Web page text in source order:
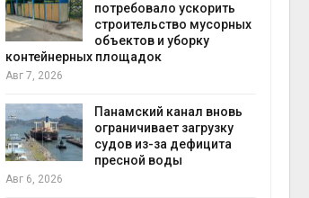
потребовало ускорить
строительство мусорных
объектов и уборку
контейнерных площадок
Авг 7, 2026
Панамский канал вновь
ограничивает загрузку
судов из-за дефицита
пресной воды
Авг 6, 2026